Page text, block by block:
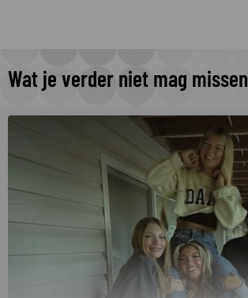
Wat je verder niet mag missen